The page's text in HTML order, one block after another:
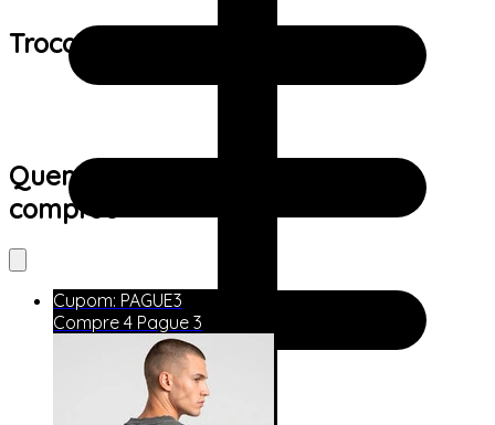
Trocas e devoluções:
Quem viu este produto também
comprou